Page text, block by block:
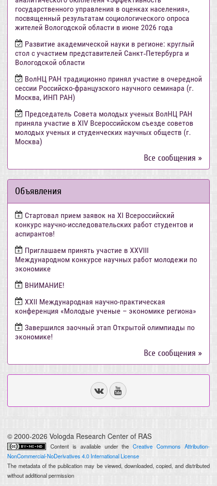
государственного управления в оценках населения»,
посвященный результатам социологического опроса
жителей Вологодской области в июне 2026 года
Развитие академической науки в регионе: круглый
стол с участием представителей Санкт‑Петербурга и
Вологодской области
ВолНЦ РАН традиционно принял участие в очередной
сессии Российско-французского научного семинара (г.
Москва, ИНП РАН)
Председатель Совета молодых ученых ВолНЦ РАН
приняла участие в XIV Всероссийском съезде советов
молодых ученых и студенческих научных обществ (г.
Москва)
Все сообщения »
Объявления
Стартовал прием заявок на XI Всероссийский
конкурс научно-исследовательских работ студентов и
аспирантов!
Приглашаем принять участие в XXVIII
Международном конкурсе научных работ молодежи по
экономике
ВНИМАНИЕ!
ХХII Международная научно-практическая
конференция «Молодые ученые – экономике региона»
Завершился заочный этап Открытой олимпиады по
экономике!
Все сообщения »
© 2000-2026 Vologda Research Center of RAS
Content is available under theCreative Commons Attribution-
NonCommercial-NoDerivatives 4.0 International License
The metadata of the publication may be viewed, downloaded, copied, and distributed
without additional permission